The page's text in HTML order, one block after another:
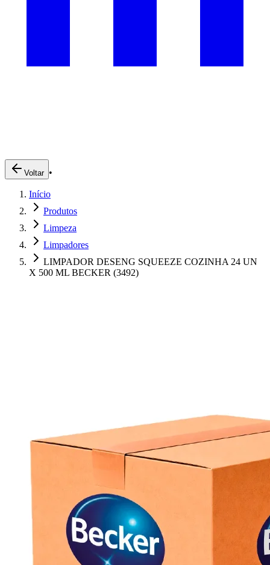
Pedidos Online
Trabalhe Conosco
Voltar •
Início
Produtos
Limpeza
Limpadores
LIMPADOR DESENG SQUEEZE COZINHA 24 UN
X 500 ML BECKER (3492)